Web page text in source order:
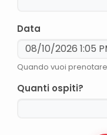
Data
Quando vuoi
Quanti ospiti?